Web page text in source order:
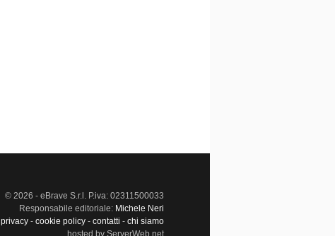
© 2026 - eBrave S.r.l. P.iva: 02311500033
Responsabile editoriale: Michele Neri
privacy - cookie policy - contatti - chi siamo
hosted by ServerWeb.net